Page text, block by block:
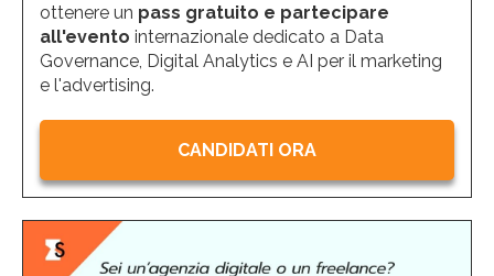
ottenere un pass gratuito e partecipare
all'evento internazionale dedicato a Data
Governance, Digital Analytics e AI per il marketing
e l'advertising.
CANDIDATI ORA